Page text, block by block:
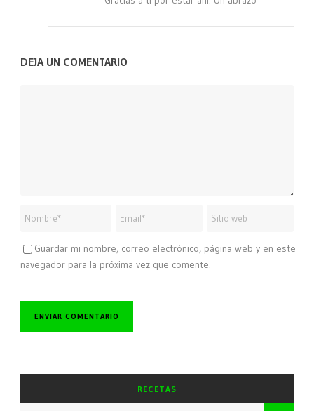
DEJA UN COMENTARIO
Guardar mi nombre, correo electrónico, página web y en este
navegador para la próxima vez que comente.
RECETAS